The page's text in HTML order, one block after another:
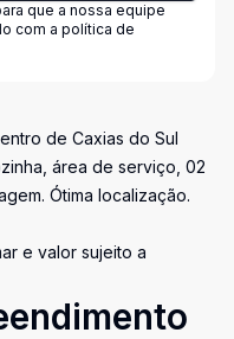
que a nossa equipe
com a política de
de Caxias do Sul
área de serviço, 02
Ótima localização.
e valor sujeito a